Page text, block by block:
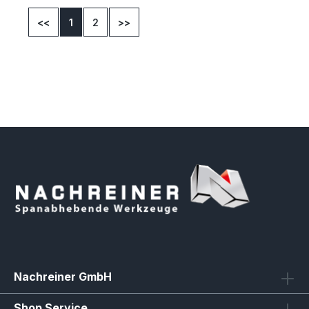
<< 1 2 >>
Nachreiner GmbH